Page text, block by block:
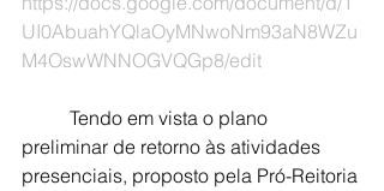
UI0AbuahYQlaOyMNwoNm93aN8WZu
M4OswWNNOGVQGp8/edit
preliminar de retorno às atividades
presenciais, proposto pela Pró-Reitoria